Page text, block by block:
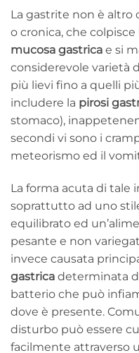
La gastrite non è altro
o cronica, che colpisce
mucosa gastrica e si
considerevole varietà
più lievi fino a quelli
includere la pirosi
stomaco),
secondi vi sono i
meteorismo ed il
La forma acuta di tale
soprattutto ad uno
equilibrato ed
pesante e non
invece causata
gastrica determinata
batterio che può
dove è presente.
disturbo può essere
facilmente attraverso